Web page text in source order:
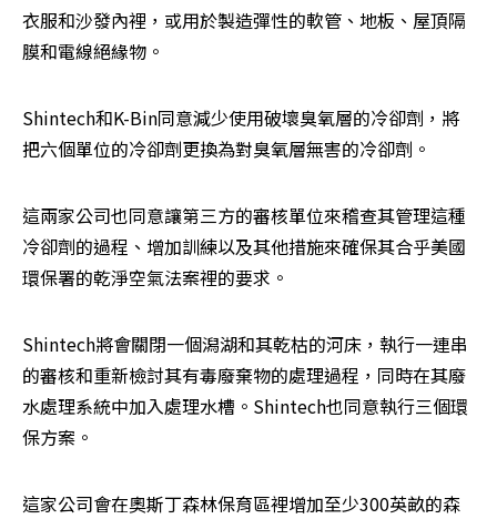
衣服和沙發內裡，或用於製造彈性的軟管、地板、屋頂隔
膜和電線絕緣物。
Shintech和K-Bin同意減少使用破壞臭氧層的冷卻劑，將
把六個單位的冷卻劑更換為對臭氧層無害的冷卻劑。
這兩家公司也同意讓第三方的審核單位來稽查其管理這種
冷卻劑的過程、增加訓練以及其他措施來確保其合乎美國
環保署的乾淨空氣法案裡的要求。
Shintech將會關閉一個潟湖和其乾枯的河床，執行一連串
的審核和重新檢討其有毒廢棄物的處理過程，同時在其廢
水處理系統中加入處理水槽。Shintech也同意執行三個環
保方案。
這家公司會在奧斯丁森林保育區裡增加至少300英畝的森